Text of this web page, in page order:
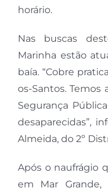
horário.
Nas buscas
Marinha estão
baía. “Cobre
os-Santos. Temos
Segurança
desaparecidas”,
Almeida, do 2º
Após o naufrágio
em Mar